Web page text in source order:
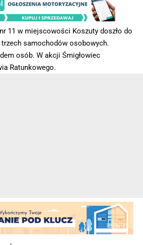
11 w miejscowości Koszuty doszło do
trzech samochodów osobowych.
osób. W akcji Śmigłowiec
Ratunkowego.